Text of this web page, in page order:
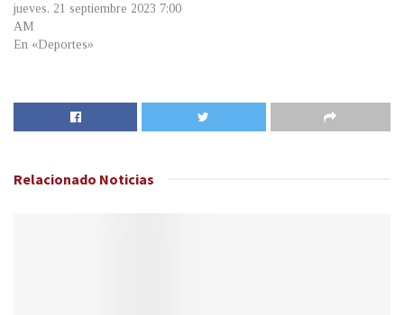
jueves, 21 septiembre 2023 7:00
AM
En «Deportes»
Relacionado Noticias